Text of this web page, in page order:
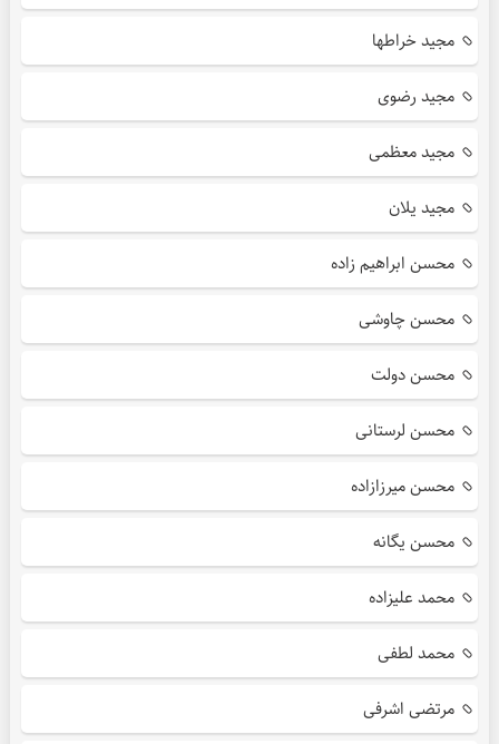
مجید خراطها
مجید رضوی
مجید معظمی
مجید یلان
محسن ابراهیم زاده
محسن چاوشی
محسن دولت
محسن لرستانی
محسن میرزازاده
محسن یگانه
محمد علیزاده
محمد لطفی
مرتضی اشرفی